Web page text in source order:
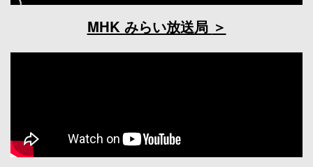
MHK みらい放送局